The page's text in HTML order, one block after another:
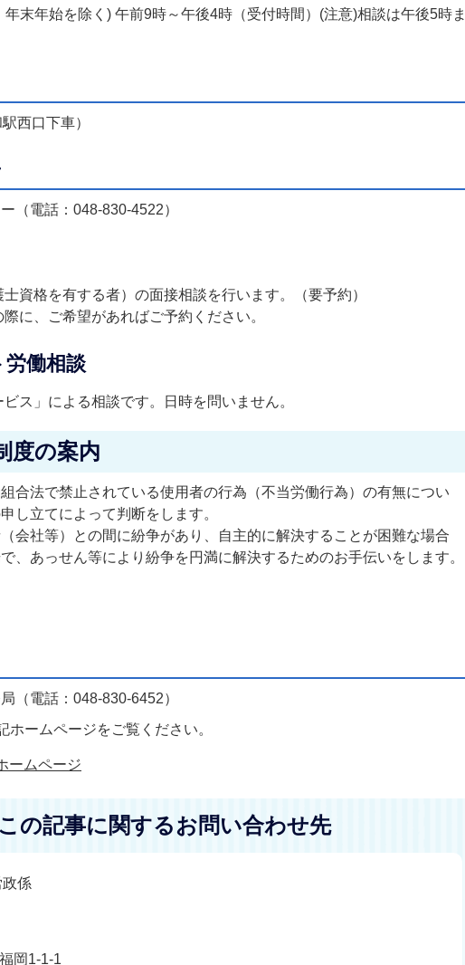
年末年始を除く) 午前9時～午後4時（受付時間）(注意)相談は午後5時ま
西口下車）
（電話：048-830-4522）
資格を有する者）の面接相談を行います。（要予約）
に、ご希望があればご予約ください。
働相談
ス」による相談です。日時を問いません。
度の案内
合法で禁止されている使用者の行為（不当労働行為）の有無につい
し立てによって判断をします。
会社等）との間に紛争があり、自主的に解決することが困難な場合
、あっせん等により紛争を円満に解決するためのお手伝いをします。
（電話：048-830-6452）
ホームページをご覧ください。
ームページ
この記事に関するお問い合わせ先
政係
岡1-1-1